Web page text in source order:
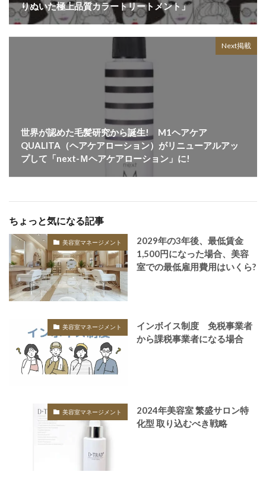
りぬいた極上品質カラートリートメント」
Next掲載
世界が認めた毛髪研究から誕生! M1ヘアケア
QUALITA（ヘアケアローション）がリニューアルアッ
プして「next-Ｍヘアケアローション」に!
ちょっと気になる記事
美容室マネージメント
2029年の3年後、最低賃金
1,500円になった場合、美容
室での最低雇用費用はいくら?
美容室マネージメント
インボイス制度 免税事業者
から課税事業者になる場合
美容室マネージメント
2024年美容室 繁盛サロン特
化型 取り込むべき戦略